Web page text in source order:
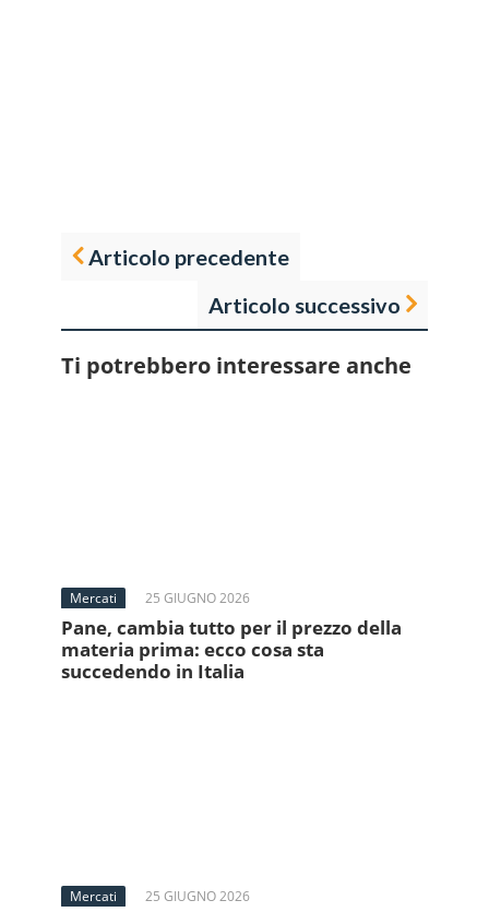
Articolo precedente
Articolo successivo
Ti potrebbero interessare anche
Mercati 25 GIUGNO 2026
Pane, cambia tutto per il prezzo della
materia prima: ecco cosa sta
succedendo in Italia
Mercati 25 GIUGNO 2026